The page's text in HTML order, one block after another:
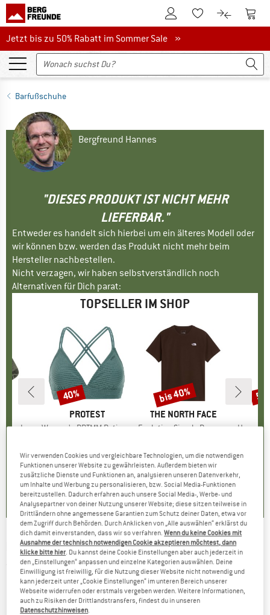
Zum KundenkontoZum Merkzettel.
Zum Zum
Jetzt bis zu 50% Rabatt im Sommer Sale
Jetzt bis zu 50% Rabatt im Sommer Sale »
Barfußschuhe
Bergfreund Hannes
"DIESES PRODUKT IST NICHT MEHR
LIEFERBAR."
Entweder es handelt sich hierbei um ein älteres Modell oder
wir können bzw. werden das Produkt nicht mehr beim
Hersteller nachbestellen.
Nicht verzagen, wir haben selbstverständlich noch
Alternativen für Dich parat:
TOPSELLER IM SHOP
Socks
252)
MARKE
PROTEST
Artikel
Women's PRTMM Patio Triangle
4,9(23)
Rabatt
40%
MARKE
THE NORTH FACE
Artikel
Evolution Simple Dome Short Sleeve
+11
4,8(8)
Rabatt
bis 40%
Artikel
KOEL -Kid's Bali 2.0 - Barfußschuhe
(0)
Wir verwenden Cookies und vergleichbare Technologien, um die notwendigen
Funktionen unserer Website zu gewährleisten. Außerdem bieten wir
zusätzliche Dienste und Funktionen an, analysieren unseren Datenverkehr,
um Inhalte und Werbung zu personalisieren, bzw. Social Media-Funktionen
bereitzustellen. Dadurch erfahren auch unsere Social Media-, Werbe- und
Analysepartner von deiner Nutzung unserer Website; diese sitzen teilweise in
Drittländern ohne angemessene Garantien zum Schutz deiner Daten, etwa vor
dem Zugriff durch Behörden. Durch Anklicken von „Alle auswählen“ erklärst du
dich damit einverstanden, dass wir so verfahren.Wenn du keine Cookies mit
Ausnahme der technisch notwendigen Cookie akzeptieren möchtest, dann
klicke bitte hier . Du kannst deine Cookie Einstellungen aber auch jederzeit in
den „Einstellungen“ anpassen und einzelne Kategorien auswählen. Deine
Einwilligung ist freiwillig, für die Nutzung dieser Website nicht notwendig und
kann jederzeit unter „Cookie Einstellungen“ im unteren Bereich unserer
Webseite widerrufen oder erstmals vergeben werden. Weitere Informationen,
auch zu Risiken der Drittlandstransfers, findest du in unseren
Datenschutzhinweisen